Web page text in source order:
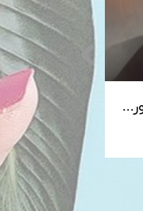
پایانه فروشگاهی مورفان MoreFun مدل H9